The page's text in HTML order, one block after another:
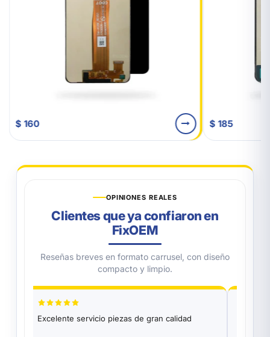
$ 160 $ 185
OPINIONES REALES
Clientes que ya confiaron en
FixOEM
Reseñas breves en formato carrusel, con diseño
compacto y limpio.
Excelente servicio piezas de gran calidad